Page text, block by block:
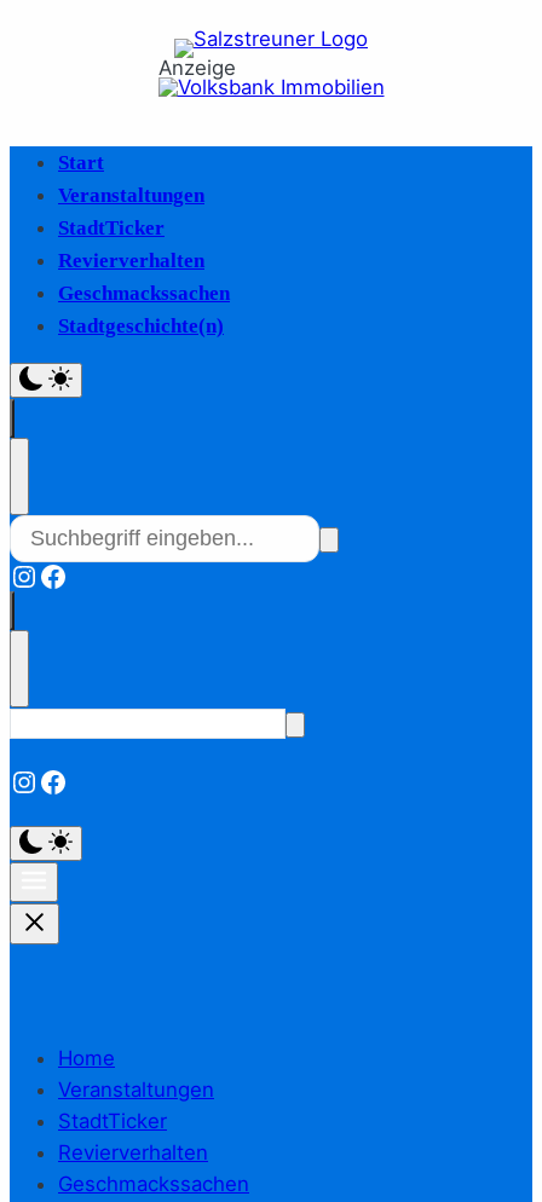
Anzeige
Start
Veranstaltungen
StadtTicker
Revierverhalten
Geschmackssachen
Stadtgeschichte(n)
Instagram
Facebook
Instagram
Facebook
Home
Veranstaltungen
StadtTicker
Revierverhalten
Geschmackssachen